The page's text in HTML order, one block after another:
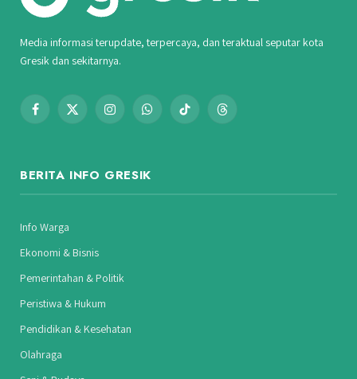
Media informasi terupdate, terpercaya, dan teraktual seputar kota
Gresik dan sekitarnya.
Facebook
X
InstagramWhatsAppTikTok Threads
BERITA INFO GRESIK
Info Warga
Ekonomi & Bisnis
Pemerintahan & Politik
Peristiwa & Hukum
Pendidikan & Kesehatan
Olahraga